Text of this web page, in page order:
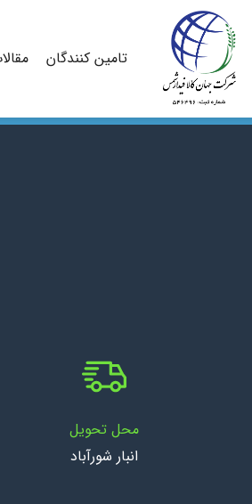
تامین کنندگان
محل تحویل
انبار شورآباد